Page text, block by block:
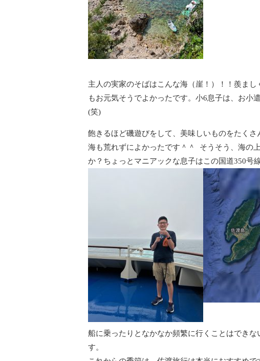
主人の実家のそばはこんな海（崖！）！！羨ま
もお元気そうでよかったです。小6息子は、お
(笑)
飽きるほど磯遊びをして、美味しいものをたくさ
海も荒れずによかったです＾＾ そうそう、海の
か？ちょっとマニアックな息子はこの国道350号
船に乗ったりとなかなか頻繁に行くことはでき
す。